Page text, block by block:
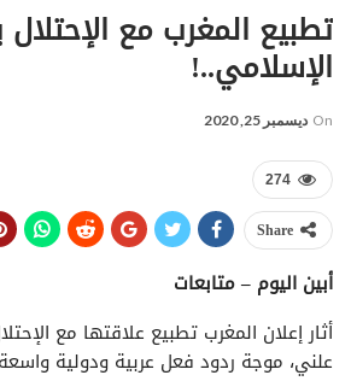
تطبيع المغرب مع
الإسلامي..!
On ديسمبر 25, 2020
274
Share
أبين اليوم – متابعات
أثار إعلان المغرب تطبيع علاقتها مع
علني، موجة ردود فعل عربية ودولية